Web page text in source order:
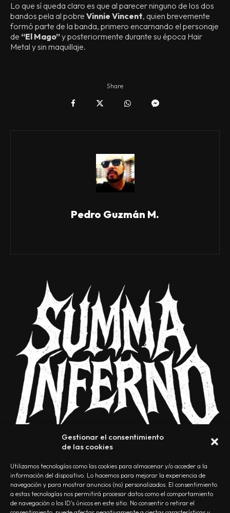
Gestionar el consentimiento
de las cookies
Utilizamos tecnologías como las cookies para almacenar y/o acceder a la
información del dispositivo. Lo hacemos para mejorar la experiencia de
navegación y para mostrar anuncios (no) personalizados. El consentimiento
a estas tecnologías nos permitirá procesar datos como el comportamiento
de navegación o los ID's únicos en este sitio. No consentir o retirar el
Lo que sí queda claro es que al parecer ninguno de los dos
bandos pela al pobre Vinnie Vincent, quien brevemente
formó parte de la banda, primero encarnando el personaje
de “El Mago”y posteriormente durante su época Hair
Metal y sin maquillaje.
Share
Pedro Guzmán M.
NOSOTROS CONTACTO EDITORIAL POLÍTICA DE PRIVACIDAD